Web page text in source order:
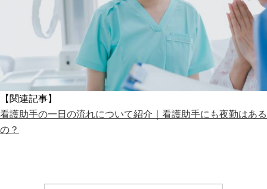
【関連記事】
看護助手の一日の流れについて紹介｜看護助手にも夜勤はある
の？